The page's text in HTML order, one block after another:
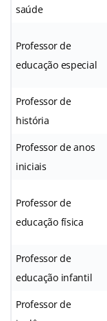
saúde
Professor de
educação especial
Professor de
história
Professor de anos
iniciais
Professor de
educação física
Professor de
educação infantil
Professor de